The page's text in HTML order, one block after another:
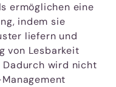
ermöglichen eine
indem sie
liefern und
von Lesbarkeit
wird nicht